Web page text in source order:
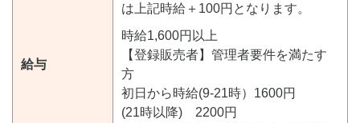
給与
は上記時給＋100円となります。
時給1,600円以上
【登録販売者】管理者要件を満たす
方
初日から時給(9-21時）1600円
(21時以降) 2200円